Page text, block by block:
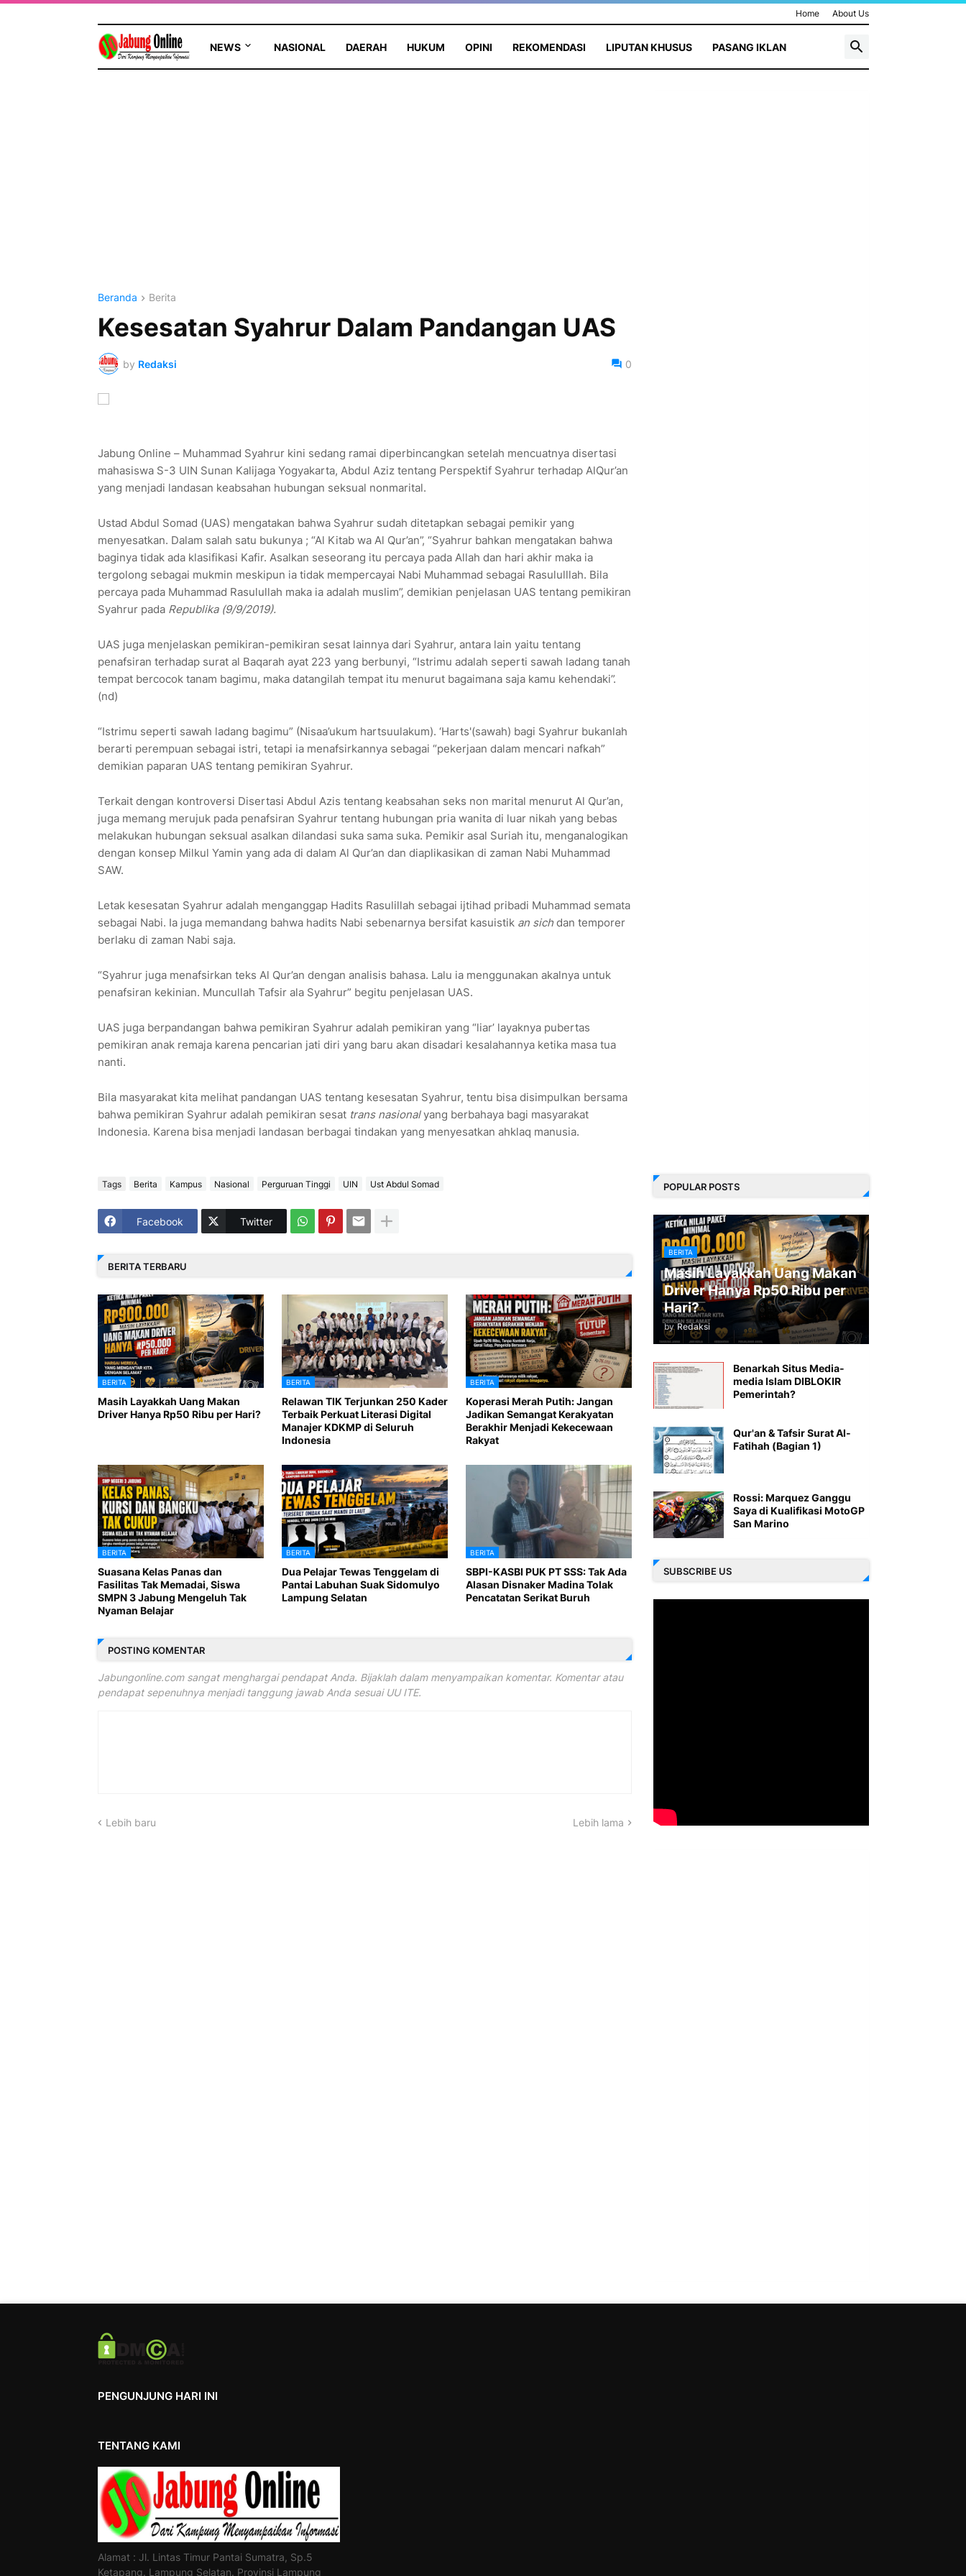
Home About Us
NEWS NASIONAL DAERAH HUKUM OPINI REKOMENDASI LIPUTAN KHUSUS PASANG IKLAN
Beranda Berita
Kesesatan Syahrur Dalam Pandangan UAS
by Redaksi 0
Jabung Online – Muhammad Syahrur kini sedang ramai diperbincangkan setelah mencuatnya disertasi
mahasiswa S-3 UIN Sunan Kalijaga Yogyakarta, Abdul Aziz tentang Perspektif Syahrur terhadap AlQur’an
yang menjadi landasan keabsahan hubungan seksual nonmarital.
Ustad Abdul Somad (UAS) mengatakan bahwa Syahrur sudah ditetapkan sebagai pemikir yang
menyesatkan. Dalam salah satu bukunya ; “Al Kitab wa Al Qur’an”, “Syahrur bahkan mengatakan bahwa
baginya tidak ada klasifikasi Kafir. Asalkan seseorang itu percaya pada Allah dan hari akhir maka ia
tergolong sebagai mukmin meskipun ia tidak mempercayai Nabi Muhammad sebagai Rasululllah. Bila
percaya pada Muhammad Rasulullah maka ia adalah muslim”, demikian penjelasan UAS tentang pemikiran
Syahrur pada Republika (9/9/2019).
UAS juga menjelaskan pemikiran-pemikiran sesat lainnya dari Syahrur, antara lain yaitu tentang
penafsiran terhadap surat al Baqarah ayat 223 yang berbunyi, “Istrimu adalah seperti sawah ladang tanah
tempat bercocok tanam bagimu, maka datangilah tempat itu menurut bagaimana saja kamu kehendaki”.
(nd)
“Istrimu seperti sawah ladang bagimu” (Nisaa’ukum hartsuulakum). ‘Harts'(sawah) bagi Syahrur bukanlah
berarti perempuan sebagai istri, tetapi ia menafsirkannya sebagai “pekerjaan dalam mencari nafkah”
demikian paparan UAS tentang pemikiran Syahrur.
Terkait dengan kontroversi Disertasi Abdul Azis tentang keabsahan seks non marital menurut Al Qur’an,
juga memang merujuk pada penafsiran Syahrur tentang hubungan pria wanita di luar nikah yang bebas
melakukan hubungan seksual asalkan dilandasi suka sama suka. Pemikir asal Suriah itu, menganalogikan
dengan konsep Milkul Yamin yang ada di dalam Al Qur’an dan diaplikasikan di zaman Nabi Muhammad
SAW.
Letak kesesatan Syahrur adalah menganggap Hadits Rasulillah sebagai ijtihad pribadi Muhammad semata
sebagai Nabi. Ia juga memandang bahwa hadits Nabi sebenarnya bersifat kasuistik an sichdan temporer
berlaku di zaman Nabi saja.
“Syahrur juga menafsirkan teks Al Qur’an dengan analisis bahasa. Lalu ia menggunakan akalnya untuk
penafsiran kekinian. Muncullah Tafsir ala Syahrur” begitu penjelasan UAS.
UAS juga berpandangan bahwa pemikiran Syahrur adalah pemikiran yang “liar’ layaknya pubertas
pemikiran anak remaja karena pencarian jati diri yang baru akan disadari kesalahannya ketika masa tua
nanti.
Bila masyarakat kita melihat pandangan UAS tentang kesesatan Syahrur, tentu bisa disimpulkan bersama
bahwa pemikiran Syahrur adalah pemikiran sesat trans nasionalyang berbahaya bagi masyarakat
Indonesia. Karena bisa menjadi landasan berbagai tindakan yang menyesatkan ahklaq manusia.
Tags Berita Kampus Nasional Perguruan Tinggi UIN Ust Abdul Somad
Facebook Twitter
BERITA TERBARU
BERITA
Masih Layakkah Uang Makan
Driver Hanya Rp50 Ribu per Hari?
BERITA
Relawan TIK Terjunkan 250 Kader
Terbaik Perkuat Literasi Digital
Manajer KDKMP di Seluruh
Indonesia
BERITA
Koperasi Merah Putih: Jangan
Jadikan Semangat Kerakyatan
Berakhir Menjadi Kekecewaan
Rakyat
BERITA
Suasana Kelas Panas dan
Fasilitas Tak Memadai, Siswa
SMPN 3 Jabung Mengeluh Tak
Nyaman Belajar
BERITA
Dua Pelajar Tewas Tenggelam di
Pantai Labuhan Suak Sidomulyo
Lampung Selatan
BERITA
SBPI-KASBI PUK PT SSS: Tak Ada
Alasan Disnaker Madina Tolak
Pencatatan Serikat Buruh
POSTING KOMENTAR
Jabungonline.com sangat menghargai pendapat Anda. Bijaklah dalam menyampaikan komentar. Komentar atau
pendapat sepenuhnya menjadi tanggung jawab Anda sesuai UU ITE.
Lebih baru Lebih lama
POPULAR POSTS
BERITA
Masih Layakkah Uang Makan
Driver Hanya Rp50 Ribu per
Hari?
by Redaksi
Benarkah Situs Media-
media Islam DIBLOKIR
Pemerintah?
Qur'an & Tafsir Surat Al-
Fatihah (Bagian 1)
Rossi: Marquez Ganggu
Saya di Kualifikasi MotoGP
San Marino
SUBSCRIBE US
PENGUNJUNG HARI INI
TENTANG KAMI
Alamat : Jl. Lintas Timur Pantai Sumatra, Sp.5
Ketapang. Lampung Selatan. Provinsi Lampung